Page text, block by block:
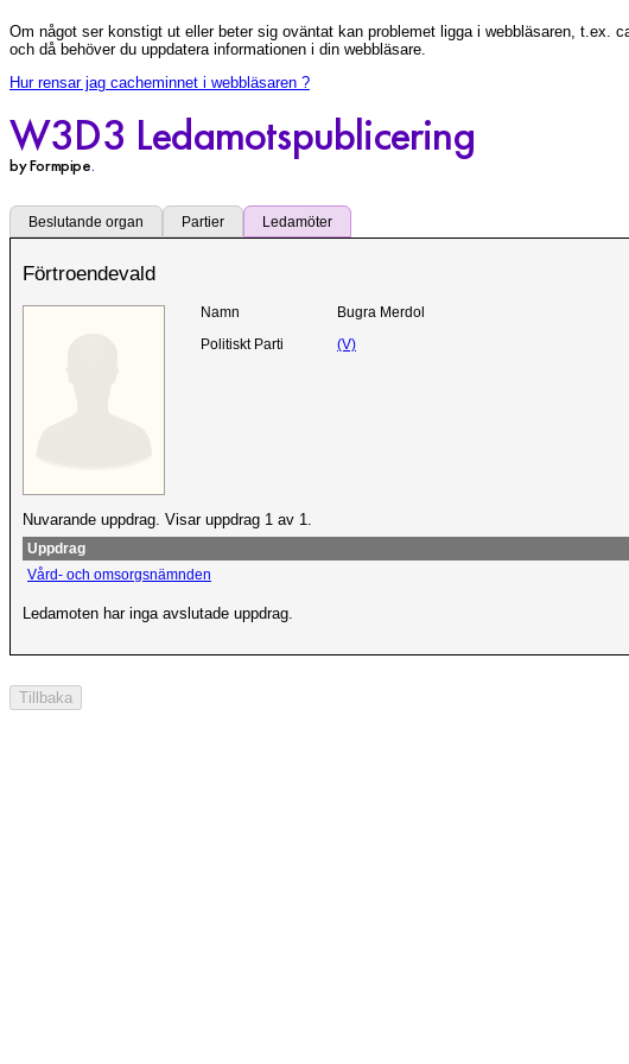
Om något ser konstigt ut eller beter sig oväntat kan problemet ligga i webbläsaren, t.ex.
och då behöver du uppdatera informationen i din webbläsare.
Hur rensar jag cacheminnet i webbläsaren ?
W3D3 Ledamotspublicering
by Formpipe.
Beslutande organ Partier Ledamöter
Förtroendevald
Namn Bugra Merdol
Politiskt Parti (V)
Nuvarande uppdrag. Visar uppdrag 1 av 1.
Uppdrag
Vård- och omsorgsnämnden
Ledamoten har inga avslutade uppdrag.